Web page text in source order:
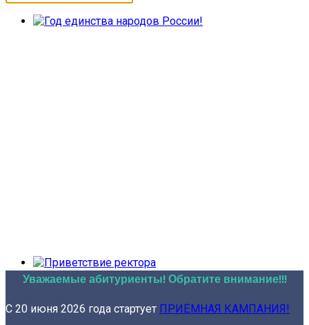
Уважаемые абитуриенты! Обратите внимание!!!
С 20 июня 2026 года стартует ПРИЁМНАЯ КАМПАНИЯ!